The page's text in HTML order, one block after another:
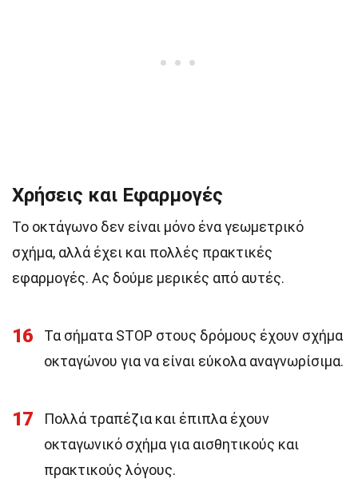
Χρήσεις και Εφαρμογές
Το οκτάγωνο δεν είναι μόνο ένα γεωμετρικό
σχήμα, αλλά έχει και πολλές πρακτικές
εφαρμογές. Ας δούμε μερικές από αυτές.
16
Τα σήματα STOP στους δρόμους έχουν σχήμα
οκταγώνου για να είναι εύκολα αναγνωρίσιμα.
17
Πολλά τραπέζια και έπιπλα έχουν
οκταγωνικό σχήμα για αισθητικούς και
πρακτικούς λόγους.